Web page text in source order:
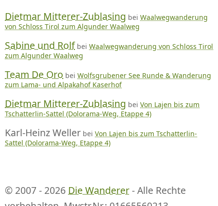
Dietmar Mitterer-Zublasing bei Waalwegwanderung
von Schloss Tirol zum Algunder Waalweg
Sabine und Rolf bei Waalwegwanderung von Schloss Tirol
zum Algunder Waalweg
Team De Oro bei Wolfsgrubener See Runde & Wanderung
zum Lama- und Alpakahof Kaserhof
Dietmar Mitterer-Zublasing bei Von Lajen bis zum
Tschatterlin-Sattel (Dolorama-Weg, Etappe 4)
Karl-Heinz Weller bei Von Lajen bis zum Tschatterlin-
Sattel (Dolorama-Weg, Etappe 4)
© 2007 - 2026 Die Wanderer- Alle Rechte